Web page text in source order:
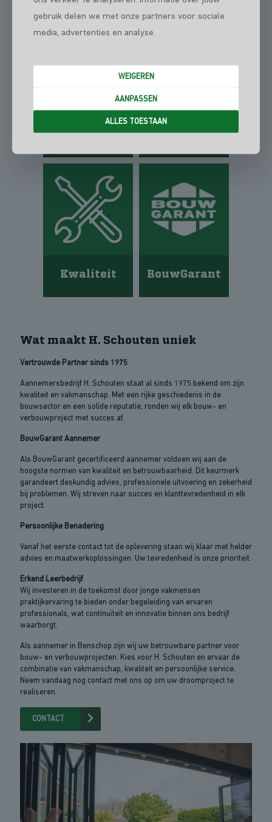
Persoonlijk Betrouwbaar
Kwaliteit BouwGarant
Wat maakt H. Schouten uniek
Vertrouwde Partner sinds 1975
Aannemersbedrijf H. Schouten staat al sinds 1975 bekend om zijn
kwaliteit en vakmanschap. Met een rijke geschiedenis in de
bouwsector en een solide reputatie, ronden wij elk bouw- en
verbouwproject met succes af.
BouwGarant Aannemer
Als BouwGarant gecertificeerd aannemer voldoen wij aan de
hoogste normen van kwaliteit en betrouwbaarheid. Dit keurmerk
garandeert deskundig advies, professionele uitvoering en zekerheid
bij problemen. Wij streven naar succes en klanttevredenheid in elk
project.
Persoonlijke Benadering
Vanaf het eerste contact tot de oplevering staan wij klaar met helder
advies en maatwerkoplossingen. Uw tevredenheid is onze prioriteit.
Erkend Leerbedrijf
Wij investeren in de toekomst door jonge vakmensen
praktijkervaring te bieden onder begeleiding van ervaren
professionals, wat continuïteit en innovatie binnen ons bedrijf
waarborgt.
Als aannemer in Benschop zijn wij uw betrouwbare partner voor
bouw- en verbouwprojecten. Kies voor H. Schouten en ervaar de
combinatie van vakmanschap, kwaliteit en persoonlijke service.
Neem vandaag nog contact met ons op om uw droomproject te
realiseren.
CONTACT
gebruik delen we met onze partners voor sociale
media, advertenties en analyse.
WEIGEREN
AANPASSEN
ALLES TOESTAAN